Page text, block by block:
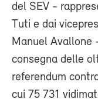
del SEV -
Tuti e dai
Manuel Avallone
consegna delle
referendum
cui 75 731